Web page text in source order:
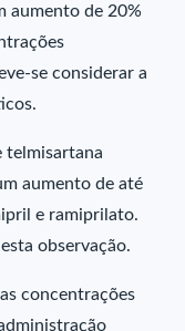
aumento de 20%
se considerar a
telmisartana
aumento de até
e ramiprilato.
observação.
concentrações